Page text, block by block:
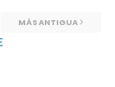
MÁS ANTIGUA